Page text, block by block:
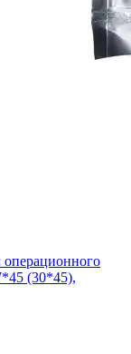
(30*45),